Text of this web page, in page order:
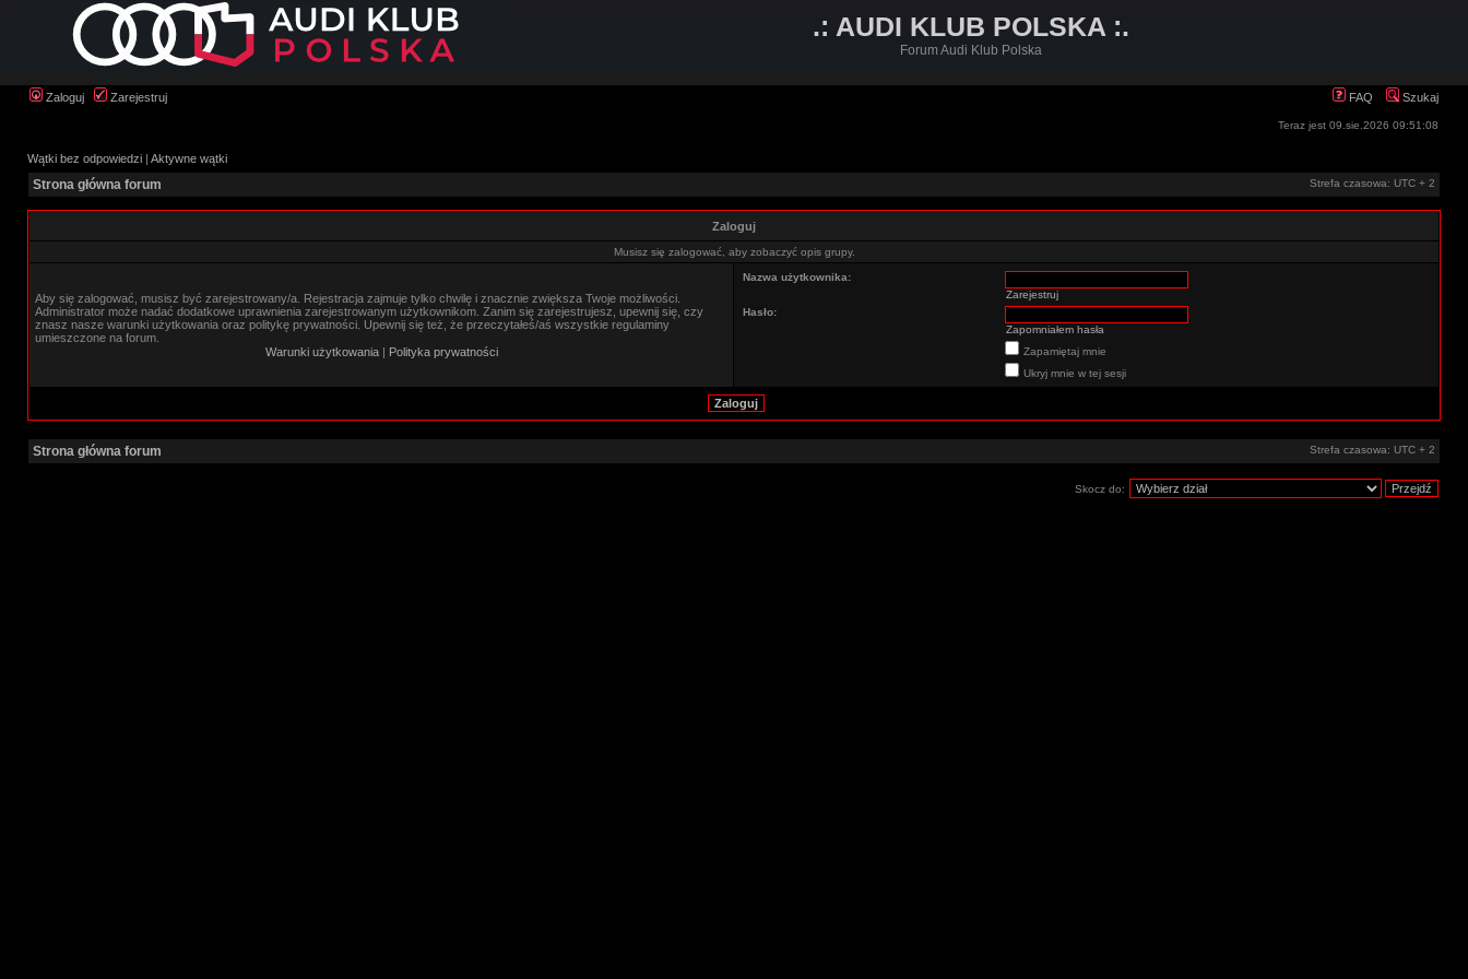
.: AUDI KLUB POLSKA :.
Forum Audi Klub Polska
Zaloguj Zarejestruj FAQ Szukaj
Teraz jest 09.sie.2026 09:51:08
Wątki bez odpowiedzi | Aktywne wątki
Strona główna forum Strefa czasowa: UTC + 2
Zaloguj
Musisz się zalogować, aby zobaczyć opis grupy.
Aby się zalogować, musisz być zarejestrowany/a. Rejestracja zajmuje tylko chwilę i znacznie zwiększa Twoje możliwości.
Administrator może nadać dodatkowe uprawnienia zarejestrowanym użytkownikom. Zanim się zarejestrujesz, upewnij się, czy
znasz nasze warunki użytkowania oraz politykę prywatności. Upewnij się też, że przeczytałeś/aś wszystkie regulaminy
umieszczone na forum.
Warunki użytkowania| Polityka prywatności
Nazwa użytkownika:
Zarejestruj
Hasło:
Zapomniałem hasła
Zapamiętaj mnie
Ukryj mnie w tej sesji
Strona główna forum Strefa czasowa: UTC + 2
Skocz do: